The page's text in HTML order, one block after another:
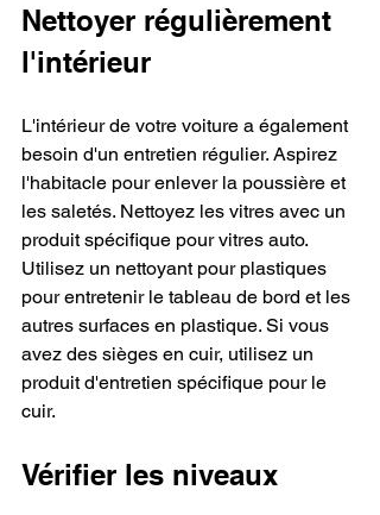
Nettoyer régulièrement
l'intérieur
L'intérieur de votre voiture a également
besoin d'un entretien régulier. Aspirez
l'habitacle pour enlever la poussière et
les saletés. Nettoyez les vitres avec un
produit spécifique pour vitres auto.
Utilisez un nettoyant pour plastiques
pour entretenir le tableau de bord et les
autres surfaces en plastique. Si vous
avez des sièges en cuir, utilisez un
produit d'entretien spécifique pour le
cuir.
Vérifier les niveaux